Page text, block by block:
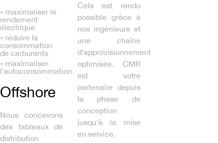
» maximaliser le
rendement
électrique
» réduire la
consommation
de carburants
» maximaliser
l’autoconsommation
Offshore
Nous concevons
des tableaux de
distribution
Cela est rendu
possible grâce à
nos ingénieurs et
une chaîne
d’approvisionnement
optimisée. CMR
est votre
partenaire depuis
la phase de
conception
jusqu'à la mise
en service.